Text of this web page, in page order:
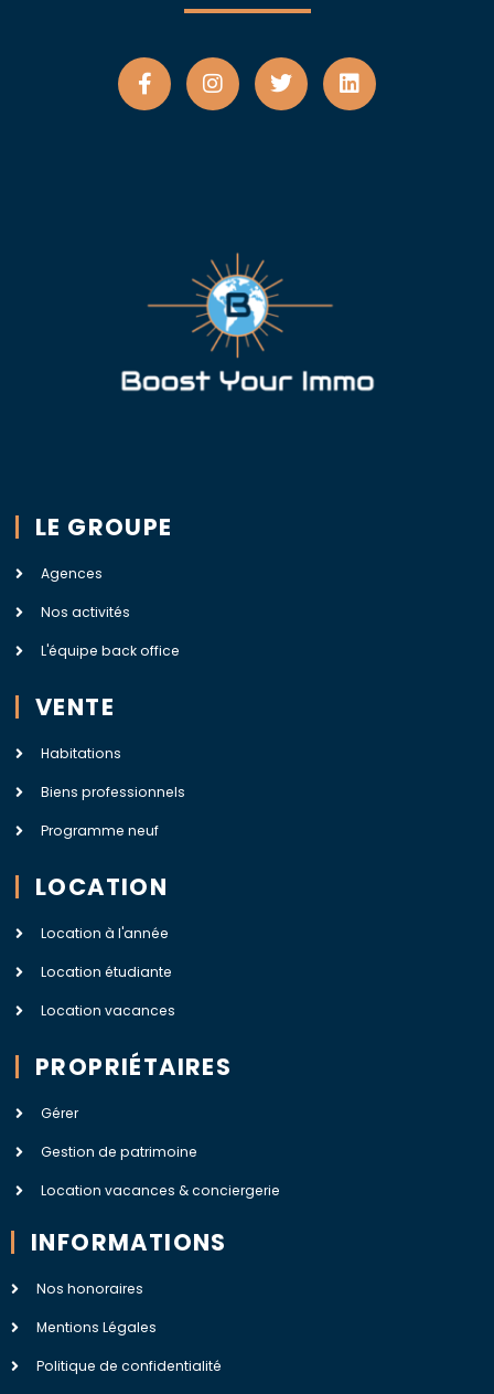
LE GROUPE
Agences
Nos activités
L'équipe back office
VENTE
Habitations
Biens professionnels
Programme neuf
LOCATION
Location à l'année
Location étudiante
Location vacances
PROPRIÉTAIRES
Gérer
Gestion de patrimoine
Location vacances & conciergerie
INFORMATIONS
Nos honoraires
Mentions Légales
Politique de confidentialité